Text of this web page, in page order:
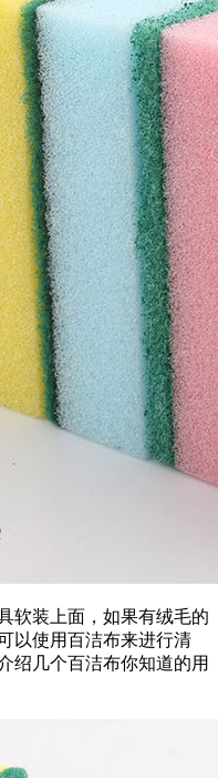
装上面，如果有绒毛的
以使用百洁布来进行清
绍几个百洁布你知道的用